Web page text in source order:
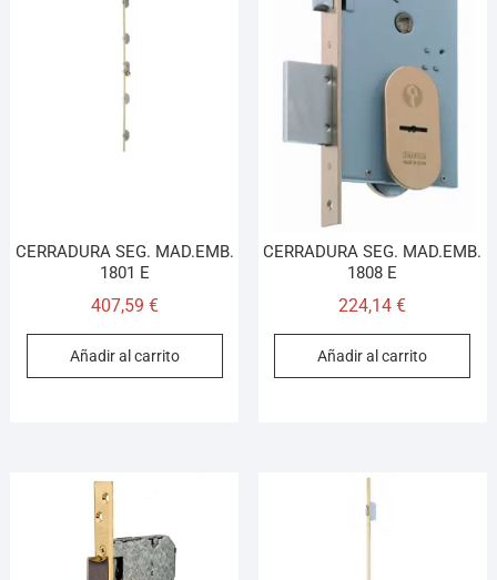
CERRADURA SEG. MAD.EMB.
1801 E
407,59 €
Añadir al carrito
CERRADURA SEG. MAD.EMB.
1808 E
224,14€
Añadir al carrito